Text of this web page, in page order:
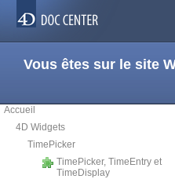
Vous êtes sur le site
Accueil
4D Widgets
TimePicker
TimePicker, TimeEntry et
TimeDisplay